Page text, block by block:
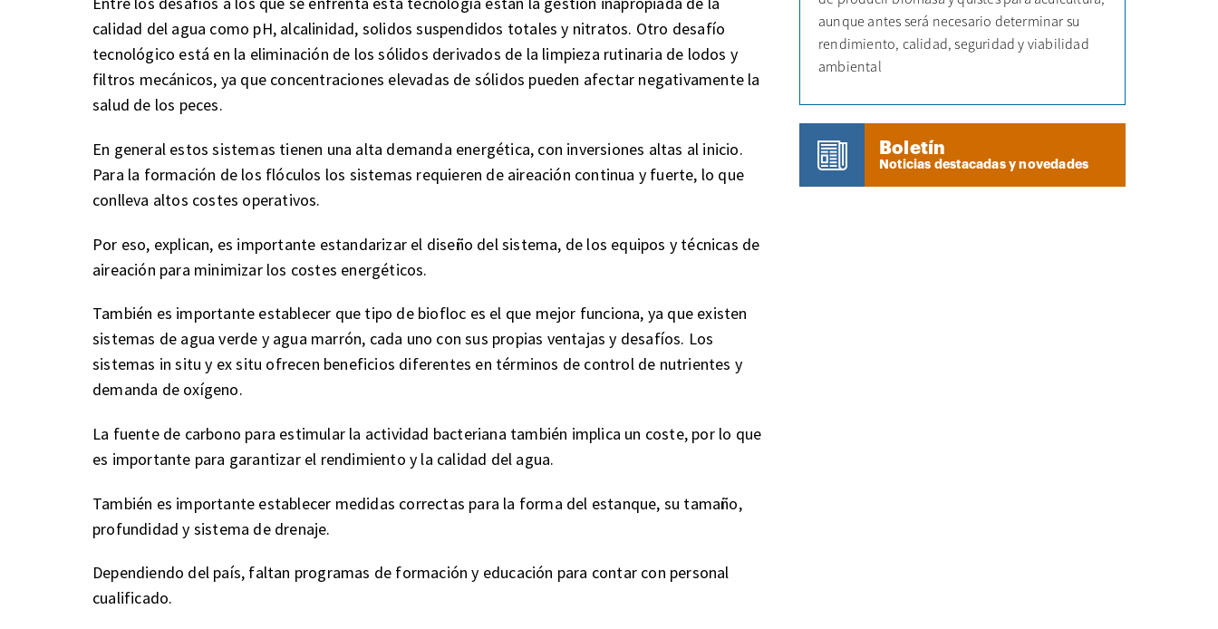
calidad del agua como pH, alcalinidad, solidos suspendidos totales y nitratos. Otro desafío
tecnológico está en la eliminación de los sólidos derivados de la limpieza rutinaria de lodos y
filtros mecánicos, ya que concentraciones elevadas de sólidos pueden afectar negativamente la
salud de los peces.
En general estos sistemas tienen una alta demanda energética, con inversiones altas al inicio.
Para la formación de los flóculos los sistemas requieren de aireación continua y fuerte, lo que
conlleva altos costes operativos.
Por eso, explican, es importante estandarizar el diseño del sistema, de los equipos y técnicas de
aireación para minimizar los costes energéticos.
También es importante establecer que tipo de biofloc es el que mejor funciona, ya que existen
sistemas de agua verde y agua marrón, cada uno con sus propias ventajas y desafíos. Los
sistemas in situ y ex situ ofrecen beneficios diferentes en términos de control de nutrientes y
demanda de oxígeno.
La fuente de carbono para estimular la actividad bacteriana también implica un coste, por lo que
es importante para garantizar el rendimiento y la calidad del agua.
También es importante establecer medidas correctas para la forma del estanque, su tamaño,
profundidad y sistema de drenaje.
Dependiendo del país, faltan programas de formación y educación para contar con personal
cualificado.
aunque antes será necesario determinar su
rendimiento, calidad, seguridad y viabilidad
ambiental
Boletín
Noticias destacadas y novedades